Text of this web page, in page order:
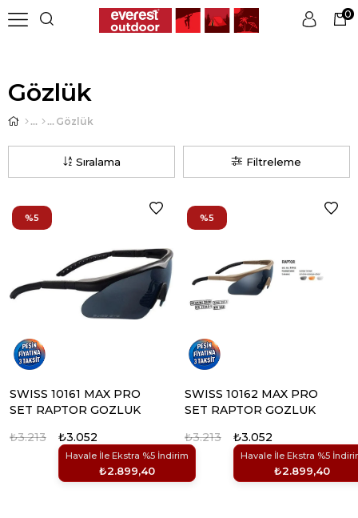
0
Gözlük
Gözlük
Filtreleme
Sıralama
SWISS 10161 MAX PRO
SET RAPTOR GOZLUK
₺3.052
Havale İle Ekstra %5 İndirim
₺2.899,40
₺3.213
%5
SWISS 10162 MAX PRO
SET RAPTOR GOZLUK
₺3.052
Havale İle Ekstra %5
₺2.899,40
₺3.213
%5